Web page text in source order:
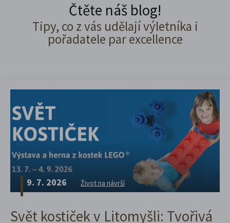
Čtěte náš blog!
Tipy, co z vás udělají výletníka i
pořadatele par excellence
9. 7. 2026 Život na návrší
Svět kostiček v Litomyšli: Tvořivá